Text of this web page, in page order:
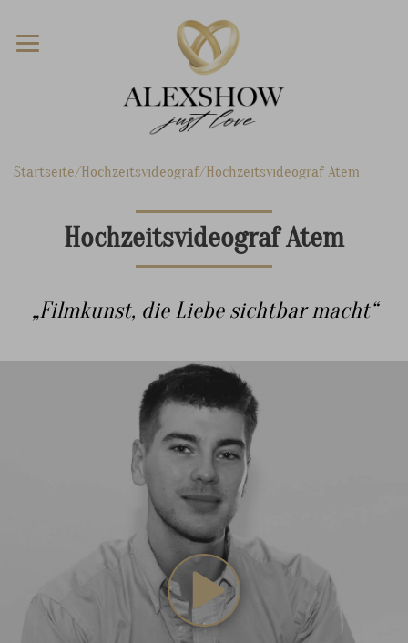
Startseite Hochzeitsvideograf Hochzeitsvideograf Atem
Hochzeitsvideograf Atem
„Filmkunst, die Liebe sichtbar macht“